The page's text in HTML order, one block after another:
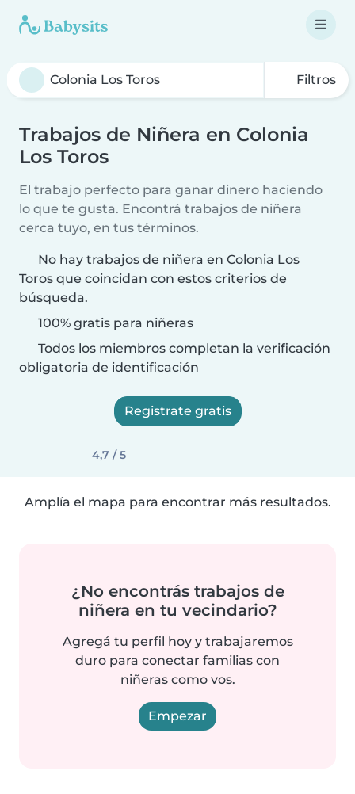
Filtros
Trabajos de Niñera en Colonia
Los Toros
El trabajo perfecto para ganar dinero haciendo
lo que te gusta. Encontrá trabajos de niñera
cerca tuyo, en tus términos.
No hay trabajos de niñera en Colonia Los
Toros que coincidan con estos criterios de
búsqueda.
100% gratis para niñeras
Todos los miembros completan la verificación
obligatoria de identificación
Registrate gratis
4,7 / 5
Amplía el mapa para encontrar más resultados.
¿No encontrás trabajos de
niñera en tu vecindario?
Agregá tu perfil hoy y trabajaremos
duro para conectar familias con
niñeras como vos.
Empezar